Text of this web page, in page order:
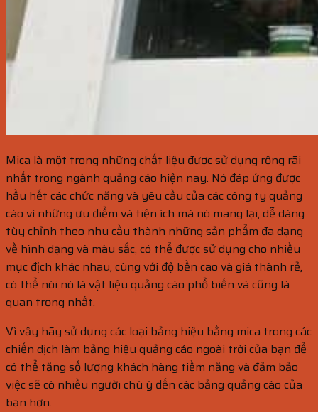
Mica là một trong những chất liệu được sử dụng rộng rãi
nhất trong ngành quảng cáo hiện nay. Nó đáp ứng được
hầu hết các chức năng và yêu cầu của các công ty quảng
cáo vì những ưu điểm và tiện ích mà nó mang lại, dễ dàng
tùy chỉnh theo nhu cầu thành những sản phẩm đa dạng
về hình dạng và màu sắc, có thể được sử dụng cho nhiều
mục địch khác nhau, cùng với độ bền cao và giá thành rẻ,
có thể nói nó là vật liệu quảng cáo phổ biến và cũng là
quan trọng nhất.
Vì vậy hãy sử dụng các loại bảng hiệu bằng mica trong các
chiến dịch làm bảng hiệu quảng cáo ngoài trời của bạn để
có thể tăng số lượng khách hàng tiềm năng và đảm bảo
việc sẽ có nhiều người chú ý đến các bảng quảng cáo của
bạn hơn.